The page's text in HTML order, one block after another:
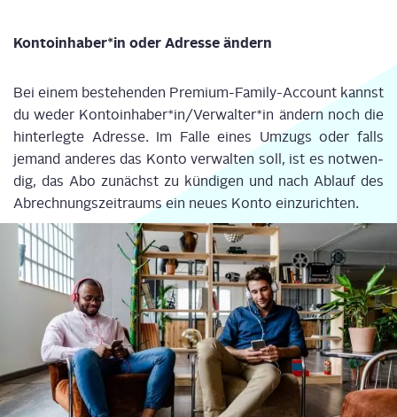
Kontoinhaber*in oder Adres­se ändern
Bei einem bestehen­den Pre­mi­um-Fami­ly-Account kannst
du weder Kontoinhaber*in/Verwalter*in ändern noch die
hin­ter­leg­te Adres­se. Im Fal­le eines Umzugs oder falls
jemand ande­res das Kon­to ver­wal­ten soll, ist es not­wen­
dig, das Abo zunächst zu kün­di­gen und nach Ablauf des
Abrech­nungs­zeit­raums ein neu­es Kon­to ein­zu­rich­ten.